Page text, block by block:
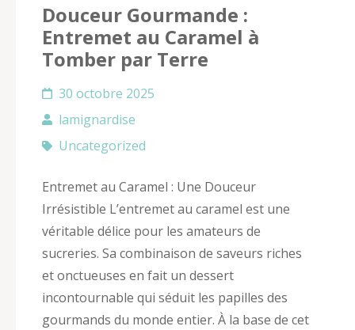
Douceur Gourmande :
Entremet au Caramel à
Tomber par Terre
30 octobre 2025
lamignardise
Uncategorized
Entremet au Caramel : Une Douceur
Irrésistible L’entremet au caramel est une
véritable délice pour les amateurs de
sucreries. Sa combinaison de saveurs riches
et onctueuses en fait un dessert
incontournable qui séduit les papilles des
gourmands du monde entier. À la base de cet